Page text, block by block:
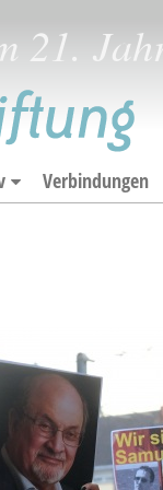
21.
Verbindungen